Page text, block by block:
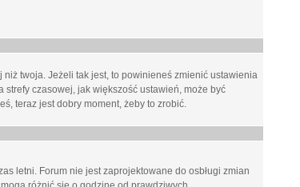
twoja. Jeżeli tak jest, to powinieneś zmienić ustawienia
czasowej, jak większość ustawień, może być
teraz jest dobry moment, żeby to zrobić.
letni. Forum nie jest zaprojektowane do osbługi zmian